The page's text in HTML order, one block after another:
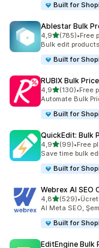
Built for
Ablestar Bulk
4,95 yıldız
(785)
toplam 785•Free
Bulk edit
Built for
RUBIX Bulk
4,95 yıldız
(130)
toplam 130•Free
Automate Bulk
Built for
QuickEdit: Bulk
4,95 yıldız
(99)
toplam 99•Free
Save time bulk
Built for
Webrex AI SEO
4,85 yıldız
(529)
toplam 529 •
AI Meta SEO,
Built for
EditEngine